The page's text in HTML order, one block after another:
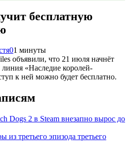
бесплатную
01 минуты
объявили, что 21 июля начнёт
«Наследие королей-
к ней можно будет бесплатно.
Dogs 2 в Steam внезапно вырос до
из третьего эпизода третьего